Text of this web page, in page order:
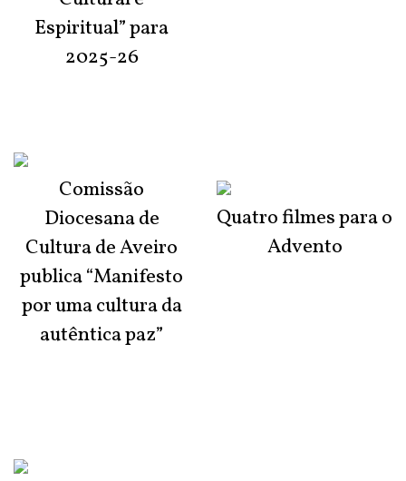
Espiritual” para
2025-26
Comissão
Diocesana de
Cultura de Aveiro
publica “Manifesto
por uma cultura da
autêntica paz”
Quatro filmes para o
Advento